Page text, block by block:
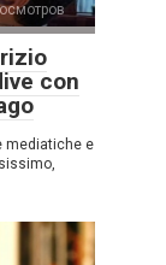
con
mediatiche e